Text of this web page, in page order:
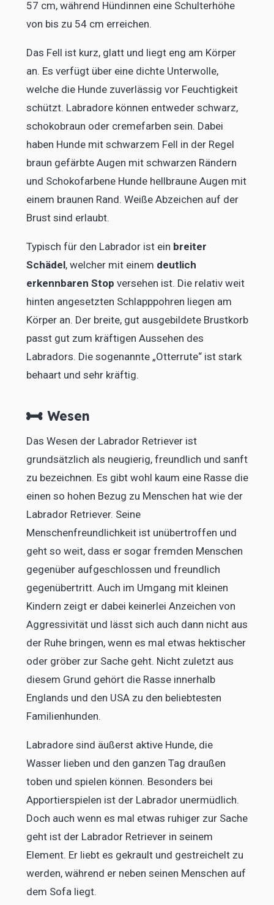
57 cm, während Hündinnen eine Schulterhöhe
von bis zu 54 cm erreichen.
Das Fell ist kurz, glatt und liegt eng am Körper
an. Es verfügt über eine dichte Unterwolle,
welche die Hunde zuverlässig vor Feuchtigkeit
schützt. Labradore können entweder schwarz,
schokobraun oder cremefarben sein. Dabei
haben Hunde mit schwarzem Fell in der Regel
braun gefärbte Augen mit schwarzen Rändern
und Schokofarbene Hunde hellbraune Augen mit
einem braunen Rand. Weiße Abzeichen auf der
Brust sind erlaubt.
Typisch für den Labrador ist ein breiter
Schädel, welcher mit einem deutlich
erkennbaren Stop versehen ist. Die relativ weit
hinten angesetzten Schlapppohren liegen am
Körper an. Der breite, gut ausgebildete Brustkorb
passt gut zum kräftigen Aussehen des
Labradors. Die sogenannte „Otterrute“ ist stark
behaart und sehr kräftig.
Wesen
Das Wesen der Labrador Retriever ist
grundsätzlich als neugierig, freundlich und sanft
zu bezeichnen. Es gibt wohl kaum eine Rasse die
einen so hohen Bezug zu Menschen hat wie der
Labrador Retriever. Seine
Menschenfreundlichkeit ist unübertroffen und
geht so weit, dass er sogar fremden Menschen
gegenüber aufgeschlossen und freundlich
gegenübertritt. Auch im Umgang mit kleinen
Kindern zeigt er dabei keinerlei Anzeichen von
Aggressivität und lässt sich auch dann nicht aus
der Ruhe bringen, wenn es mal etwas hektischer
oder gröber zur Sache geht. Nicht zuletzt aus
diesem Grund gehört die Rasse innerhalb
Englands und den USA zu den beliebtesten
Familienhunden.
Labradore sind äußerst aktive Hunde, die
Wasser lieben und den ganzen Tag draußen
toben und spielen können. Besonders bei
Apportierspielen ist der Labrador unermüdlich.
Doch auch wenn es mal etwas ruhiger zur Sache
geht ist der Labrador Retriever in seinem
Element. Er liebt es gekrault und gestreichelt zu
werden, während er neben seinen Menschen auf
dem Sofa liegt.